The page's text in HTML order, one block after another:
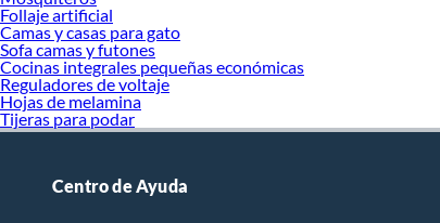
Follaje artificial
Camas y casas para gato
Sofa camas y futones
Cocinas integrales pequeñas económicas
Reguladores de voltaje
Hojas de melamina
Tijeras para podar
Centro de Ayuda